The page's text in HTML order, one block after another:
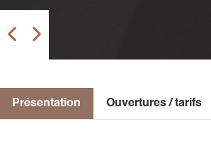
Présentation Ouvertures / tarifs